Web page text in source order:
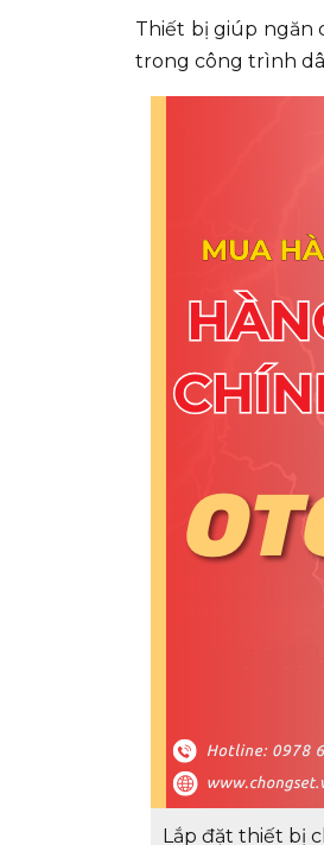
Thiết bị giúp ngăn
trong công trình
Lắp đặt thiết bị